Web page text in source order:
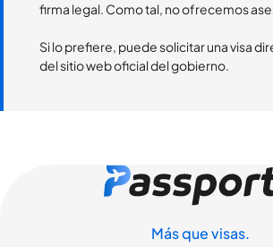
firma legal. Como tal, no ofrecemos
Si lo prefiere, puede solicitar una visa
del sitio web oficial del gobierno.
Más que visas.